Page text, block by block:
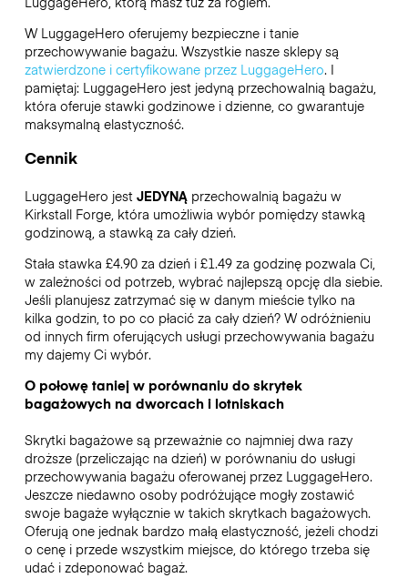
W LuggageHero oferujemy bezpieczne i tanie
przechowywanie bagażu. Wszystkie nasze sklepy są
zatwierdzone i certyfikowane przez LuggageHero. I
pamiętaj: LuggageHero jest jedyną przechowalnią bagażu,
która oferuje stawki godzinowe i dzienne, co gwarantuje
maksymalną elastyczność.
Cennik
LuggageHero jest JEDYNĄprzechowalnią bagażu w
Kirkstall Forge, która umożliwia wybór pomiędzy stawką
godzinową, a stawką za cały dzień.
Stała stawka £4.90 za dzień i £1.49 za godzinę pozwala Ci,
w zależności od potrzeb, wybrać najlepszą opcję dla siebie.
Jeśli planujesz zatrzymać się w danym mieście tylko na
kilka godzin, to po co płacić za cały dzień? W odróżnieniu
od innych firm oferujących usługi przechowywania bagażu
my dajemy Ci wybór.
O połowę taniej w porównaniu do skrytek
bagażowych na dworcach i lotniskach
Skrytki bagażowe są przeważnie co najmniej dwa razy
droższe (przeliczając na dzień) w porównaniu do usługi
przechowywania bagażu oferowanej przez LuggageHero.
Jeszcze niedawno osoby podróżujące mogły zostawić
swoje bagaże wyłącznie w takich skrytkach bagażowych.
Oferują one jednak bardzo małą elastyczność, jeżeli chodzi
o cenę i przede wszystkim miejsce, do którego trzeba się
udać i zdeponować bagaż.